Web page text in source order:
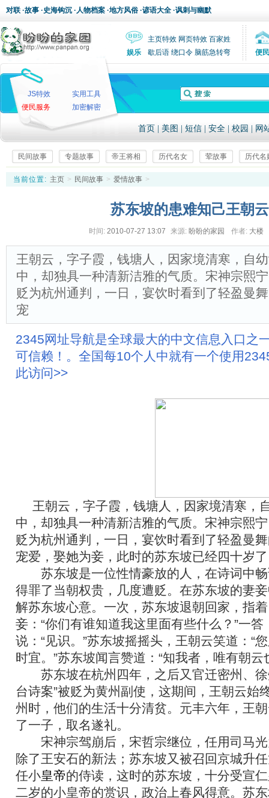
对联 ·故事 ·史海钩沉 ·人物档案 ·地方风俗 ·谚语大全 ·讽刺与幽默
主页特效 网页特效 百家姓
娱乐
歇后语 绕口令 脑筋急转弯 便民
JS特效
实用工具
便民服务
加密解密
首页 美图 短信 安全 校园 网
民间故事 专题故事 帝王将相 历代名女 荤故事 历代名
当前位置: 主页 > 民间故事 > 爱情故事 >
苏东坡的患难知己王朝云
时间: 2010-07-27 13:07 来源: 盼盼的家园 作者: 大楼
王朝云，字子霞，钱塘人，因家境清寒，自
中，却独具一种清新洁雅的气质。宋神宗熙
贬为杭州通判，一日，宴饮时看到了轻盈曼
宠
2345网址导航是全球最大的中文信息入口之
可信赖！。全国每10个人中就有一个使用
此访问>>
王朝云，字子霞，钱塘人，因家境清寒，
中，却独具一种清新洁雅的气质。宋神宗熙
贬为杭州通判，一日，宴饮时看到了轻盈曼
宠爱，娶她为妾，此时的苏东坡已经四十岁
苏东坡是一位性情豪放的人，在诗词中畅
得罪了当朝权贵，几度遭贬。在苏东坡的妻
解苏东坡心意。一次，苏东坡退朝回家，指
妾：“你们有谁知道我这里面有些什么？”一答
说：“见识。”苏东坡摇摇头，王朝云笑道：“
时宜。”苏东坡闻言赞道：“知我者，唯有朝云
苏东坡在杭州四年，之后又官迁密州、徐
台诗案”被贬为黄州副使，这期间，王朝云始
州时，他们的生活十分清贫。元丰六年，王
了一子，取名遂礼。
宋神宗驾崩后，宋哲宗继位，任用司马光
除了王安石的新法；苏东坡又被召回京城升
任小皇帝的侍读，这时的苏东坡，十分受宣
二岁的小皇帝的赏识，政治上春风得意。苏